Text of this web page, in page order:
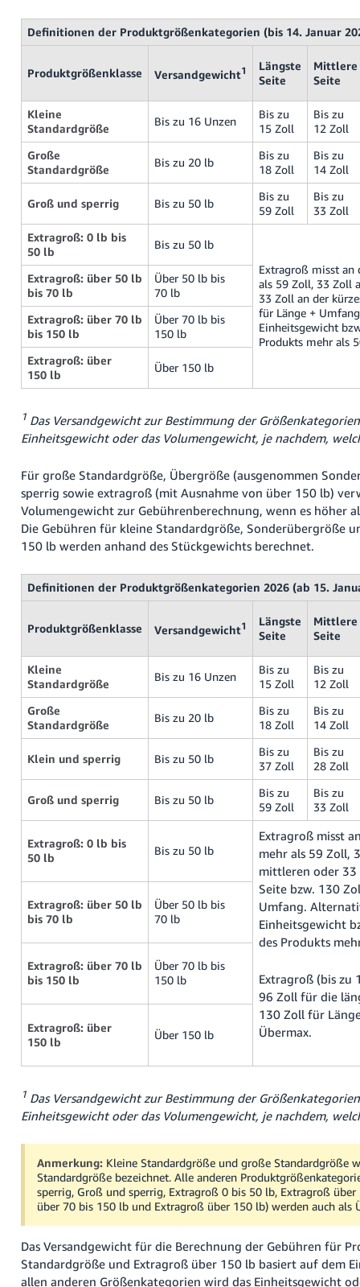
Definitionen der Produktgrößenkategorien (bis 14. Januar
Produktgrößenklasse Versandgewicht1
Längste
Seite
Mittlere
Seite
Kleine
Standardgröße
Bis zu 16 Unzen
Bis zu
15 Zoll
Bis zu
12 Zoll
Große
Standardgröße
Bis zu 20 lb
Bis zu
18 Zoll
Bis zu
14 Zoll
Groß und sperrig Bis zu 50 lb
Bis zu
59 Zoll
Bis zu
33 Zoll
Extragroß: 0 lb bis
50 lb
Bis zu 50 lb
Extragroß misst an
als 59 Zoll, 33 Zoll
33 Zoll an der
für Länge +
Einheitsgewicht
Produkts mehr als
Extragroß: über 50 lb
bis 70 lb
Über 50 lb bis
70 lb
Extragroß: über 70 lb
bis 150 lb
Über 70 lb bis
150 lb
Extragroß: über
150 lb
Über 150 lb
1 Das Versandgewicht zur Bestimmung der
Einheitsgewicht oder das Volumengewicht, je nachdem,
Für große Standardgröße, Übergröße (ausgenommen
sperrig sowie extragroß (mit Ausnahme von über 150 lb)
Volumengewicht zur Gebührenberechnung, wenn es höher
Die Gebühren für kleine Standardgröße, Sonderübergröße
150 lb werden anhand des Stückgewichts berechnet.
Definitionen der Produktgrößenkategorien 2026 (ab 15.
Produktgrößenklasse Versandgewicht1
Längste
Seite
Mittlere
Seite
Kleine
Standardgröße
Bis zu 16 Unzen
Bis zu
15 Zoll
Bis zu
12 Zoll
Große
Standardgröße
Bis zu 20 lb
Bis zu
18 Zoll
Bis zu
14 Zoll
Klein und sperrig Bis zu 50 lb
Bis zu
37 Zoll
Bis zu
28 Zoll
Groß und sperrig Bis zu 50 lb
Bis zu
59 Zoll
Bis zu
33 Zoll
Extragroß: 0 lb bis
50 lb
Bis zu 50 lb
Extragroß misst
mehr als 59 Zoll,
mittleren oder 33
Seite bzw. 130
Umfang.
Einheitsgewicht
des Produkts
Extragroß (bis zu
96 Zoll für die
130 Zoll für
Übermax.
Extragroß: über 50 lb
bis 70 lb
Über 50 lb bis
70 lb
Extragroß: über 70 lb
bis 150 lb
Über 70 lb bis
150 lb
Extragroß: über
150 lb
Über 150 lb
1 Das Versandgewicht zur Bestimmung der
Einheitsgewicht oder das Volumengewicht, je nachdem,
Anmerkung: Kleine Standardgröße und große Standardgröße
Standardgröße bezeichnet. Alle anderen
sperrig, Groß und sperrig, Extragroß 0 bis 50 lb, Extragroß
über 70 bis 150 lb und Extragroß über 150 lb) werden auch als
Das Versandgewicht für die Berechnung der Gebühren für
Standardgröße und Extragroß über 150 lb basiert auf dem
allen anderen Größenkategorien wird das Einheitsgewicht